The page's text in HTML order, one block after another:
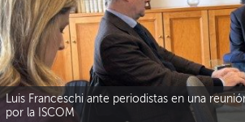
Luis Franceschi ante periodistas en una
por la ISCOM